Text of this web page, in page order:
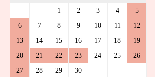
1
2 3 4
5
6
7 8 9 10 11
12
13
14 15 16 17 18
19
20
21 22 23 24 25
26
27
28 29 30